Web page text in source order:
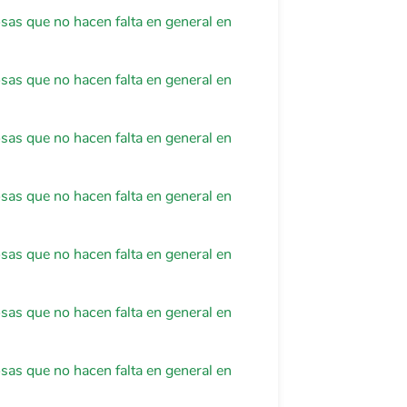
que no hacen falta en general en
que no hacen falta en general en
que no hacen falta en general en
que no hacen falta en general en
que no hacen falta en general en
que no hacen falta en general en
que no hacen falta en general en